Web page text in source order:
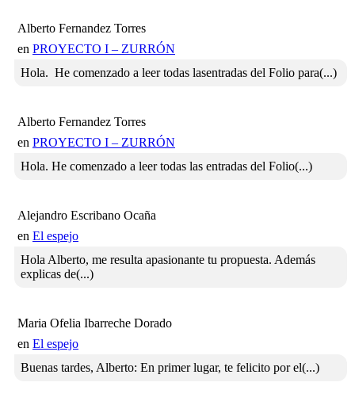
Alberto Fernandez Torres
en PROYECTO I – ZURRÓN
Hola. He comenzado a leer todas lasentradas del Folio para(...)
Alberto Fernandez Torres
en PROYECTO I – ZURRÓN
Hola. He comenzado a leer todas las entradas del Folio(...)
Alejandro Escribano Ocaña
en El espejo
Hola Alberto, me resulta apasionante tu propuesta. Además
explicas de(...)
Maria Ofelia Ibarreche Dorado
en El espejo
Buenas tardes, Alberto: En primer lugar, te felicito por el(...)